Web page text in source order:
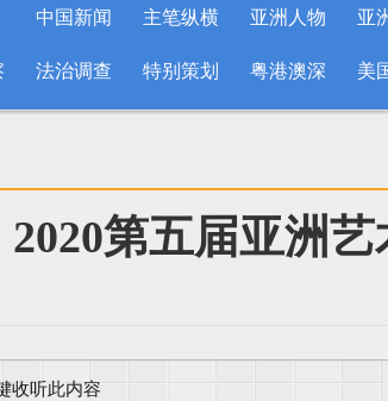
中国新闻 主笔纵横 亚洲人物 亚
法治调查 特别策划 粤港澳深 美
第五届亚洲
键收听此内容